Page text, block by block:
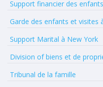
Support financier des enfants
Garde des enfants et visites
Support Marital à New York
Division of biens et de
Tribunal de la famille